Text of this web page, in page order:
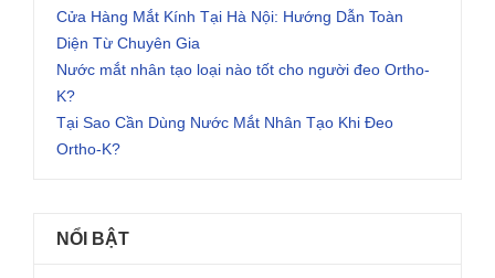
Cửa Hàng Mắt Kính Tại Hà Nội: Hướng Dẫn Toàn
Diện Từ Chuyên Gia
Nước mắt nhân tạo loại nào tốt cho người đeo Ortho-
K?
Tại Sao Cần Dùng Nước Mắt Nhân Tạo Khi Đeo
Ortho-K?
NỔI BẬT